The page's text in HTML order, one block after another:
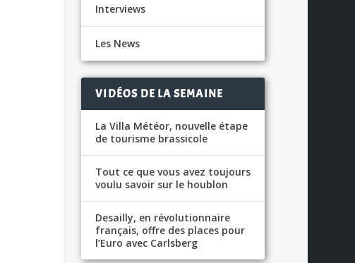
Interviews
Les News
VIDÉOS DE LA SEMAINE
La Villa Météor, nouvelle étape
de tourisme brassicole
Tout ce que vous avez toujours
voulu savoir sur le houblon
Desailly, en révolutionnaire
français, offre des places pour
l’Euro avec Carlsberg